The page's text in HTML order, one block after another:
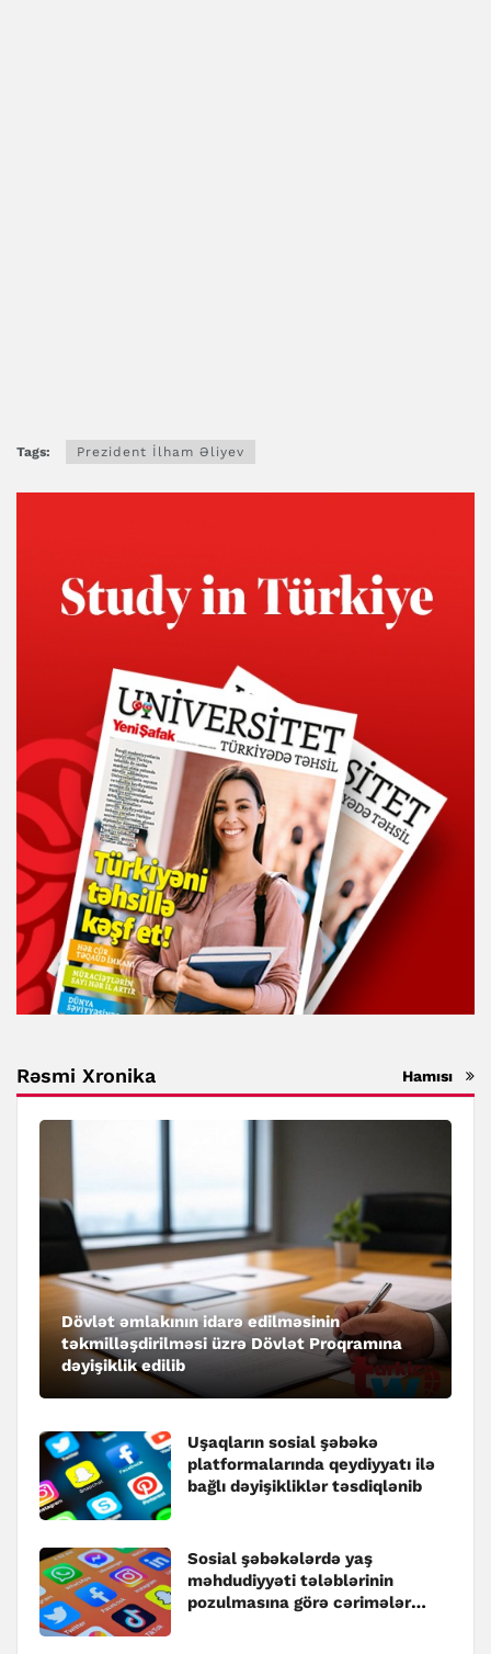
Tags: Prezident İlham Əliyev
Rəsmi Xronika Hamısı
Dövlət əmlakının idarə edilməsinin
təkmilləşdirilməsi üzrə Dövlət Proqramına
dəyişiklik edilib
Uşaqların sosial şəbəkə
platformalarında qeydiyyatı ilə
bağlı dəyişikliklər təsdiqlənib
Sosial şəbəkələrdə yaş
məhdudiyyəti tələblərinin
pozulmasına görə cərimələr